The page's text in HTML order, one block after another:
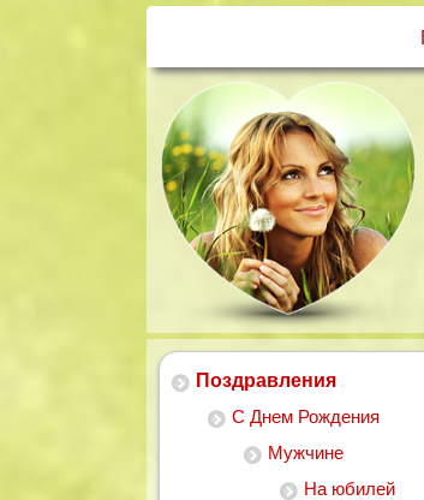
Поздравления
С Днем Рождения
Мужчине
На юбилей